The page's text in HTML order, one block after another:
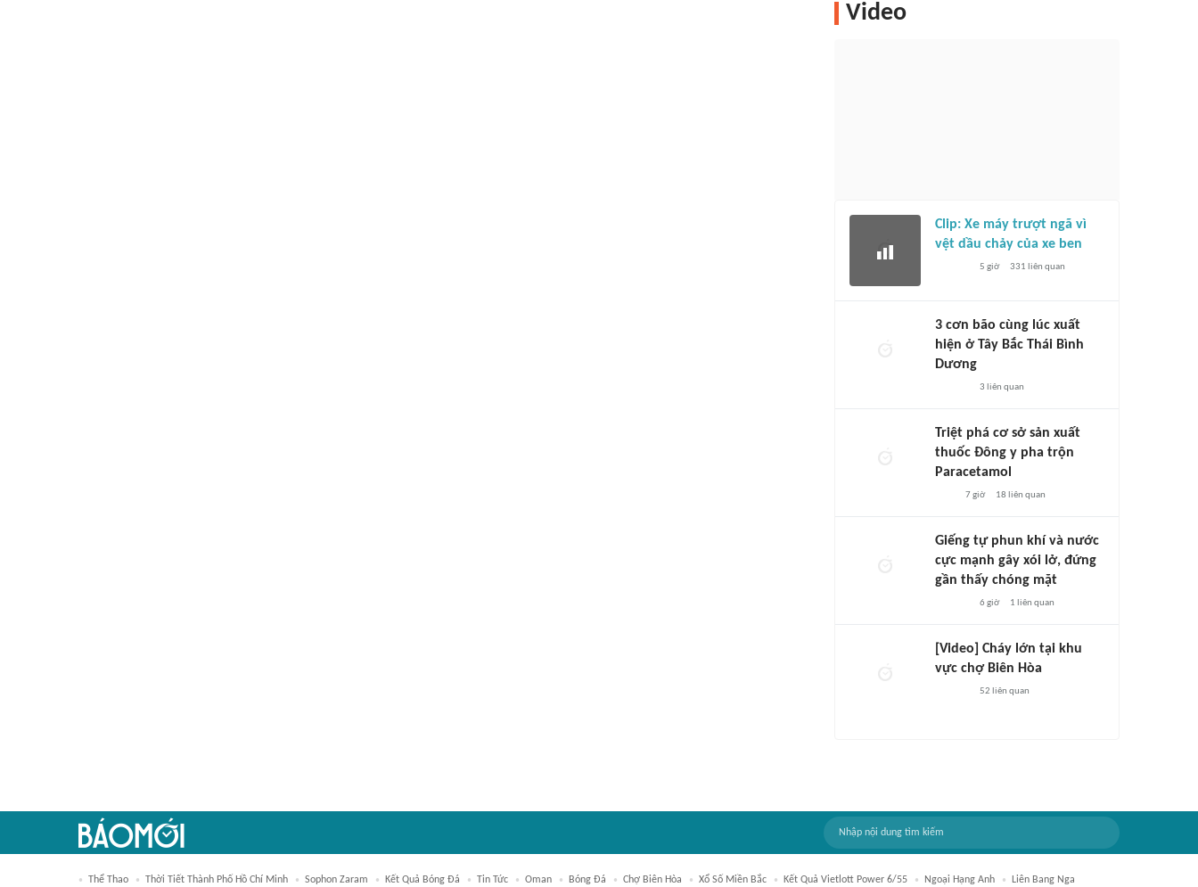
Video
Clip: Xe máy trượt ngã vì
vệt dầu chảy của xe ben
5 giờ 331 liên quan
3 cơn bão cùng lúc xuất
hiện ở Tây Bắc Thái Bình
Dương
3 liên quan
Triệt phá cơ sở sản xuất
thuốc Đông y pha trộn
Paracetamol
7 giờ 18 liên quan
Giếng tự phun khí và nước
cực mạnh gây xói lở, đứng
gần thấy chóng mặt
6 giờ 1 liên quan
[Video] Cháy lớn tại khu
vực chợ Biên Hòa
52 liên quan
Thể Thao Thời Tiết Thành Phố Hồ Chí Minh Sophon Zaram Kết Quả Bóng Đá Tin Tức Oman Bóng Đá Chợ Biên Hòa Xổ Số Miền Bắc Kết Quả Vietlott Power 6/55 Ngoại Hạng Anh Liên Bang Nga